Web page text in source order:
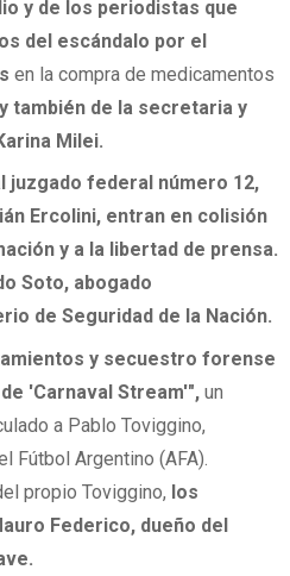
y de los periodistas que
del escándalo por el
en la compra de medicamentos
y también de la secretaria y
Milei.
juzgado federal número 12,
Ercolini, entran en colisión
y a la libertad de prensa.
Soto, abogado
de Seguridad de la Nación.
y secuestro forense
'Carnaval Stream'", un
a Pablo Toviggino,
Fútbol Argentino (AFA).
propio Toviggino, los
Federico, dueño del